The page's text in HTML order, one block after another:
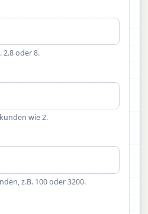
2.8 oder 8.
wie 2.
z.B. 100 oder 3200.